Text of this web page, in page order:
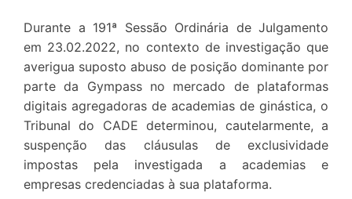
Durante a 191ª Sessão Ordinária de Julgamento
em 23.02.2022, no contexto de investigação que
averigua suposto abuso de posição dominante por
parte da Gympass no mercado de plataformas
digitais agregadoras de academias de ginástica, o
Tribunal do CADE determinou, cautelarmente, a
suspenção das cláusulas de exclusividade
impostas pela investigada a academias e
empresas credenciadas à sua plataforma.